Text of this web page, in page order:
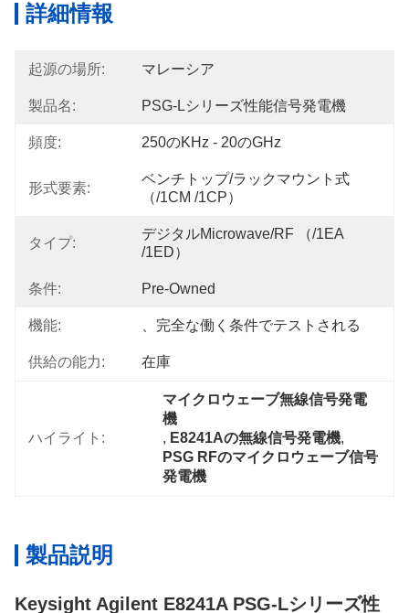
詳細情報
起源の場所: マレーシア
製品名: PSG-Lシリーズ性能信号発電機
頻度: 250のKHz - 20のGHz
形式要素:
ベンチトップ/ラックマウント式
（/1CM /1CP）
タイプ:
デジタルMicrowave/RF （/1EA
/1ED）
条件: Pre-Owned
機能: 、完全な働く条件でテストされる
供給の能力: 在庫
ハイライト:
マイクロウェーブ無線信号発電
機
, E8241Aの無線信号発電機,
PSG RFのマイクロウェーブ信号
発電機
製品説明
Keysight Agilent E8241A PSG-Lシリーズ性